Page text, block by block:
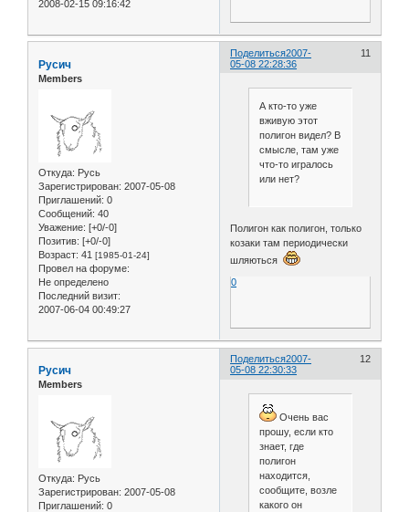
2008-02-15 09:16:42
Поделиться 11
2007-
05-08 22:28:36
Русич
Members
Откуда: Русь
Зарегистрирован: 2007-05-08
Приглашений: 0
Сообщений: 40
Уважение: [+0/-0]
Позитив: [+0/-0]
Возраст: 41 [1985-01-24]
Провел на форуме:
Не определено
Последний визит:
2007-06-04 00:49:27
А кто-то уже
вживую этот
полигон видел? В
смысле, там уже
что-то игралось
или нет?
Полигон как полигон, только
козаки там периодически
шляються
0
Поделиться 12
2007-
05-08 22:30:33
Русич
Members
Откуда: Русь
Зарегистрирован: 2007-05-08
Приглашений: 0
Очень вас
прошу, если кто
знает, где
полигон
находится,
сообщите, возле
какого он